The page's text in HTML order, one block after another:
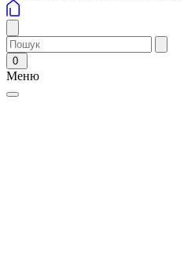
0
Меню